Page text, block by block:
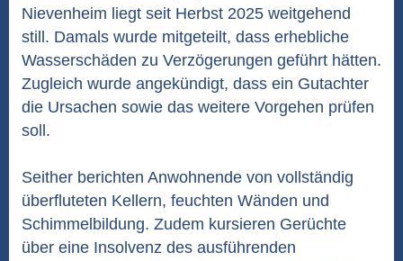
Nievenheim liegt seit Herbst 2025 weitgehend
still. Damals wurde mitgeteilt, dass erhebliche
Wasserschäden zu Verzögerungen geführt hätten.
Zugleich wurde angekündigt, dass ein Gutachter
die Ursachen sowie das weitere Vorgehen prüfen
soll.
Seither berichten Anwohnende von vollständig
überfluteten Kellern, feuchten Wänden und
Schimmelbildung. Zudem kursieren Gerüchte
über eine Insolvenz des ausführenden